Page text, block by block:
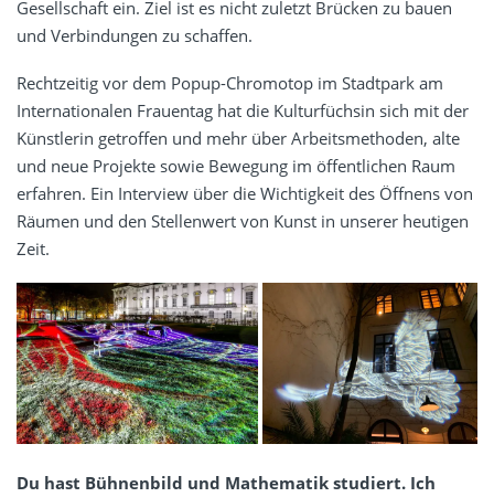
Gesellschaft ein. Ziel ist es nicht zuletzt Brücken zu bauen
und Verbindungen zu schaffen.
Rechtzeitig vor dem Popup-Chromotop im Stadtpark am
Internationalen Frauentag hat die Kulturfüchsin sich mit der
Künstlerin getroffen und mehr über Arbeitsmethoden, alte
und neue Projekte sowie Bewegung im öffentlichen Raum
erfahren. Ein Interview über die Wichtigkeit des Öffnens von
Räumen und den Stellenwert von Kunst in unserer heutigen
Zeit.
Du hast Bühnenbild und Mathematik studiert. Ich